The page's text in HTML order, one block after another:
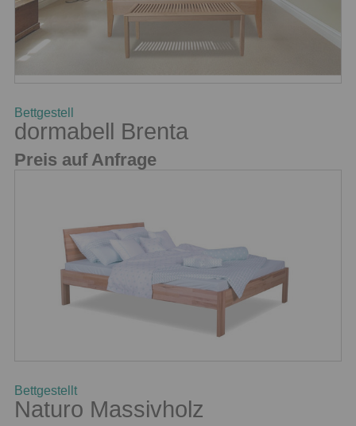
Bettgestell
dormabell Brenta
Preis auf Anfrage
Bettgestellt
Naturo Massivholz